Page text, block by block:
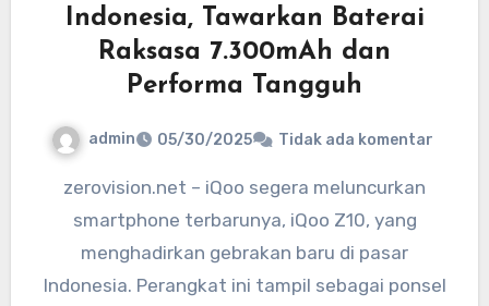
Indonesia, Tawarkan Baterai
Raksasa 7.300mAh dan
Performa Tangguh
admin 05/30/2025 Tidak ada komentar
zerovision.net – iQoo segera meluncurkan
smartphone terbarunya, iQoo Z10, yang
menghadirkan gebrakan baru di pasar
Indonesia. Perangkat ini tampil sebagai ponsel